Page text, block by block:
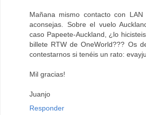
Mañana mismo contacto con
aconsejas. Sobre el vuelo
caso Papeete-Auckland, ¿lo
billete RTW de OneWorld??? Os
contestarnos si tenéis un rato:
Mil gracias!
Juanjo
Responder